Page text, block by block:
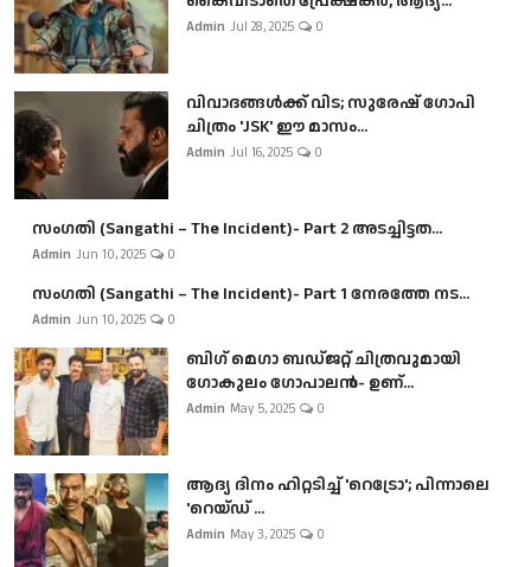
Admin Jul 28, 2025 0
വിവാദങ്ങൾക്ക് വിട; സുരേഷ് ഗോപി
ചിത്രം 'JSK' ഈ മാസം...
Admin Jul 16, 2025 0
സംഗതി (Sangathi – The Incident)- Part 2 അടച്ചിട്ടത...
Admin Jun 10, 2025 0
സംഗതി (Sangathi – The Incident)- Part 1 നേരത്തേ നട...
Admin Jun 10, 2025 0
ബി​ഗ് മെഗാ ബഡ്ജറ്റ് ചിത്രവുമായി
ഗോകുലം ഗോപാലൻ- ഉണ്...
Admin May 5, 2025 0
ആദ്യ ദിനം ഹിറ്റടിച്ച് 'റെട്രോ'; പിന്നാലെ
'റെയ്ഡ് ...
Admin May 3, 2025 0